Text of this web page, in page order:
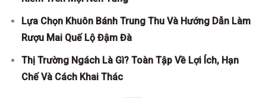
Lựa Chọn Khuôn Bánh Trung Thu Và Hướng Dẫn Làm
Rượu Mai Quế Lộ Đậm Đà
Thị Trường Ngách Là Gì? Toàn Tập Về Lợi Ích, Hạn
Chế Và Cách Khai Thác